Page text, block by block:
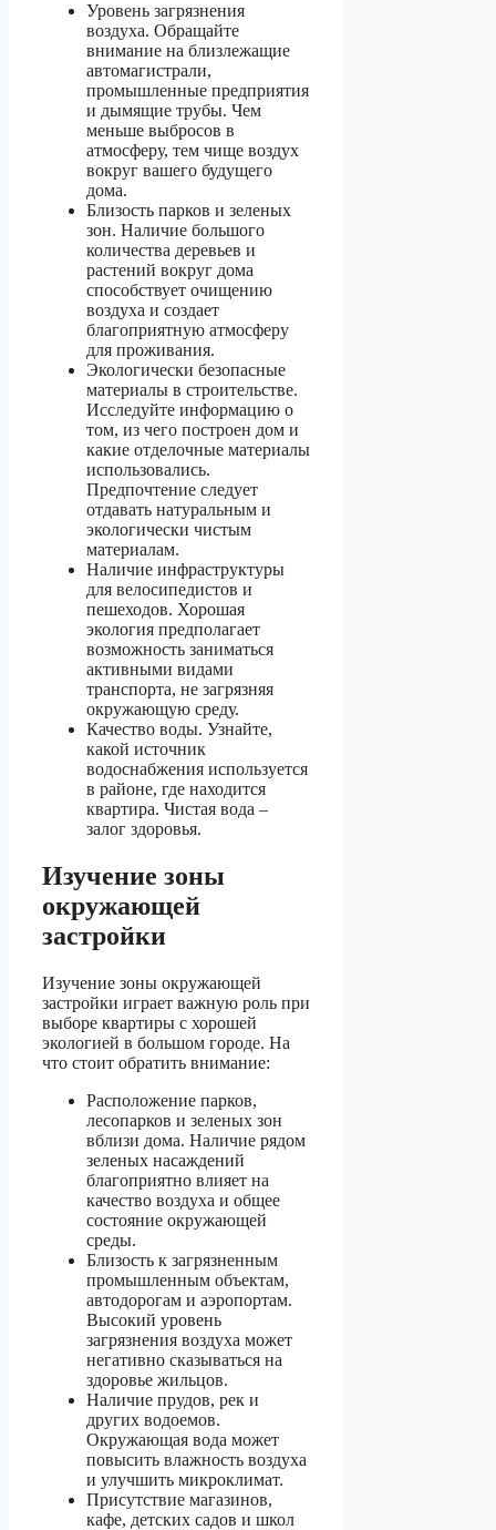
Уровень загрязнения
воздуха. Обращайте
внимание на близлежащие
автомагистрали,
промышленные предприятия
и дымящие трубы. Чем
меньше выбросов в
атмосферу, тем чище воздух
вокруг вашего будущего
дома.
Близость парков и зеленых
зон. Наличие большого
количества деревьев и
растений вокруг дома
способствует очищению
воздуха и создает
благоприятную атмосферу
для проживания.
Экологически безопасные
материалы в строительстве.
Исследуйте информацию о
том, из чего построен дом и
какие отделочные материалы
использовались.
Предпочтение следует
отдавать натуральным и
экологически чистым
материалам.
Наличие инфраструктуры
для велосипедистов и
пешеходов. Хорошая
экология предполагает
возможность заниматься
активными видами
транспорта, не загрязняя
окружающую среду.
Качество воды. Узнайте,
какой источник
водоснабжения используется
в районе, где находится
квартира. Чистая вода –
залог здоровья.
Изучение зоны
окружающей
застройки
Изучение зоны окружающей
застройки играет важную роль при
выборе квартиры с хорошей
экологией в большом городе. На
что стоит обратить внимание:
Расположение парков,
лесопарков и зеленых зон
вблизи дома. Наличие рядом
зеленых насаждений
благоприятно влияет на
качество воздуха и общее
состояние окружающей
среды.
Близость к загрязненным
промышленным объектам,
автодорогам и аэропортам.
Высокий уровень
загрязнения воздуха может
негативно сказываться на
здоровье жильцов.
Наличие прудов, рек и
других водоемов.
Окружающая вода может
повысить влажность воздуха
и улучшить микроклимат.
Присутствие магазинов,
кафе, детских садов и школ